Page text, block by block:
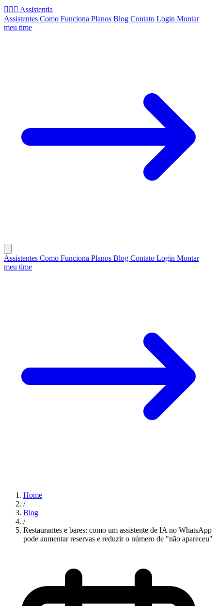
🧚🏻‍♂️ Assistentia
Assistentes Como Funciona Planos Blog Contato Login Montar
meu time
Assistentes Como Funciona Planos Blog Contato Login Montar
meu time
Home
/
Blog
/
Restaurantes e bares: como um assistente de IA no WhatsApp
pode aumentar reservas e reduzir o número de "não apareceu"